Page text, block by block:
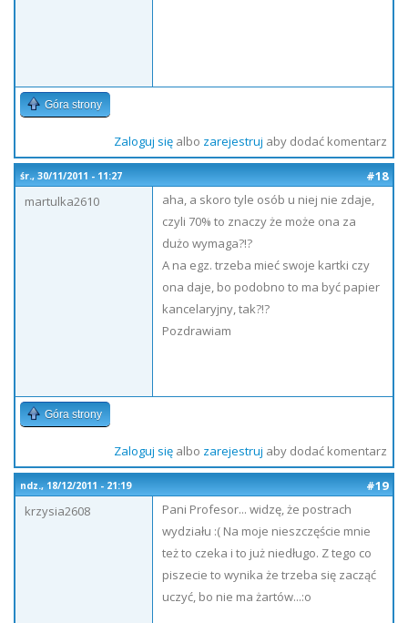
Góra strony
Zaloguj sięalbo zarejestruj aby dodać komentarz
śr., 30/11/2011 - 11:27
#18
martulka2610
aha, a skoro tyle osób u niej nie zdaje,
czyli 70% to znaczy że może ona za
dużo wymaga?!?
A na egz. trzeba mieć swoje kartki czy
ona daje, bo podobno to ma być papier
kancelaryjny, tak?!?
Pozdrawiam
Góra strony
Zaloguj sięalbo zarejestruj aby dodać komentarz
ndz., 18/12/2011 - 21:19
#19
krzysia2608
Pani Profesor... widzę, że postrach
wydziału :( Na moje nieszczęście mnie
też to czeka i to już niedługo. Z tego co
piszecie to wynika że trzeba się zacząć
uczyć, bo nie ma żartów...:o